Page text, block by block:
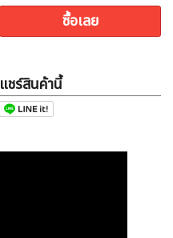
ซื้อเลย
แชร์สินค้านี้